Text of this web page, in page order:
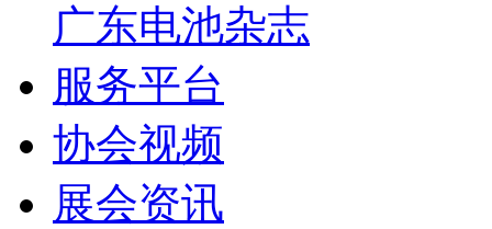
广东电池杂志
服务平台
协会视频
展会资讯